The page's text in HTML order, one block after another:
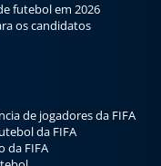
futebol em 2026
os candidatos
de jogadores da FIFA
da FIFA
da FIFA